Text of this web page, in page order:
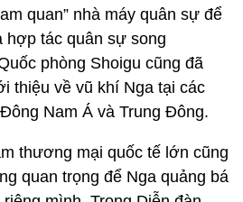
quan” nhà máy quân sự để
tác quân sự song
phòng Shoigu cũng đã
thiệu về vũ khí Nga tại các
Nam Á và Trung Đông.
thương mại quốc tế lớn cũng
quan trọng để Nga quảng bá